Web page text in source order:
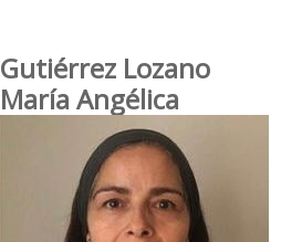
Gutiérrez Lozano
María Angélica